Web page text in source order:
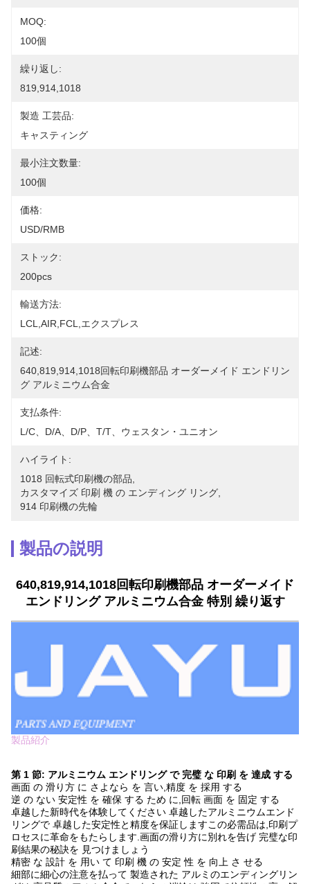
MOQ:
100個
繰り返し:
819,914,1018
製造 工芸品:
キャスティング
最小注文数量:
100個
価格:
USD/RMB
ストック:
200pcs
輸送方法:
LCL,AIR,FCL,エクスプレス
記述:
640,819,914,1018回転印刷機部品 オーダーメイド エンドリン
グ アルミニウム合金
支払条件:
L/C、D/A、D/P、T/T、ウェスタン・ユニオン
ハイライト:
1018 回転式印刷機の部品
カスタマイズ 印刷 機 の エンディング リング
914 印刷機の先輪
製品の説明
640,819,914,1018回転印刷機部品 オーダーメイド
エンドリング アルミニウム合金 特別 繰り返す
製品紹介
第 1 節: アルミニウム エンドリング で 完璧 な 印刷 を 達成 する
画面 の 滑り方 に さよなら を 言い,精度 を 採用 する
逆 の ない 安定性 を 確保 する ため に,回転 画面 を 固定 する
卓越した新時代を体験してください 卓越したアルミニウムエンド
リングで 卓越した安定性と精度を保証しますこの必需品は,印刷プ
ロセスに革命をもたらします.画面の滑り方に別れを告げ 完璧な印
刷結果の秘訣を 見つけましょう
精密 な 設計 を 用い て 印刷 機 の 安定 性 を 向上 さ せる
細部に細心の注意を払って 製造された アルミのエンディングリン